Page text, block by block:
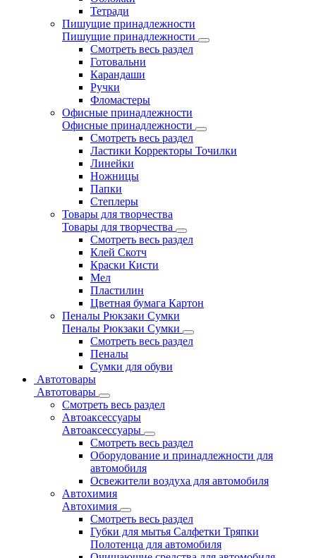
Тетради
Пишущие принадлежности
Пишущие принадлежности
Смотреть весь раздел
Готовальни
Карандаши
Ручки
Фломастеры
Офисные принадлежности
Офисные принадлежности
Смотреть весь раздел
Ластики Корректоры Точилки
Линейки
Ножницы
Папки
Степлеры
Товары для творчества
Товары для творчества
Смотреть весь раздел
Клей Скотч
Краски Кисти
Мел
Пластилин
Цветная бумага Картон
Пеналы Рюкзаки Сумки
Пеналы Рюкзаки Сумки
Смотреть весь раздел
Пеналы
Сумки для обуви
Автотовары
Автотовары
Смотреть весь раздел
Автоаксессуары
Автоаксессуары
Смотреть весь раздел
Оборудование и принадлежности для
автомобиля
Освежители воздуха для автомобиля
Автохимия
Автохимия
Смотреть весь раздел
Губки для мытья Салфетки Тряпки
Полотенца для автомобиля